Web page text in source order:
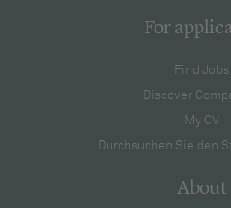
For
Find Jobs
Discover
My CV
Durchsuchen Sie den
About